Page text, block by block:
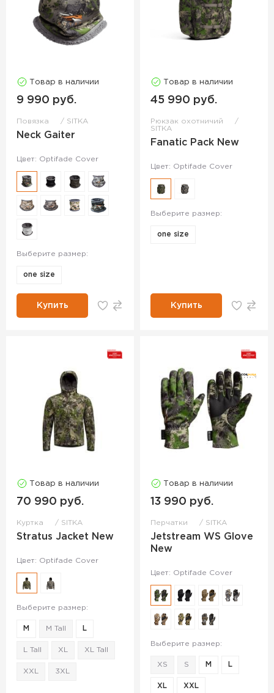
Товар в наличии
9 990 руб.
Повязка SITKA
Neck Gaiter
Цвет: Optifade Cover
Выберите размер:
one size
Купить
Товар в наличии
45 990 руб.
Рюкзак охотничий
SITKA
Fanatic Pack New
Цвет: Optifade Cover
Выберите размер:
one size
Купить
Товар в наличии
70 990 руб.
Куртка SITKA
Stratus Jacket New
Цвет: Optifade Cover
Выберите размер:
M M Tall L
L Tall XL XL Tall
XXL 3XL
Товар в наличии
13 990 руб.
Перчатки SITKA
Jetstream WS Glove
New
Цвет: Optifade Cover
Выберите размер:
XS S M L
XL XXL